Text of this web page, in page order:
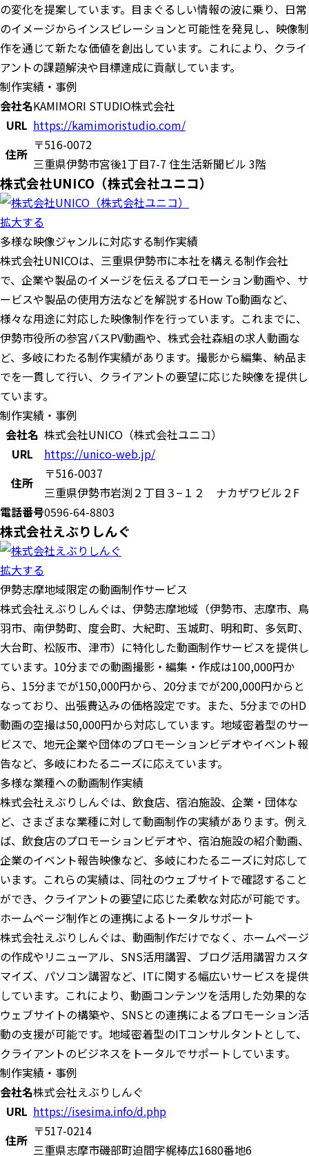
の変化を提案しています。目まぐるしい情報の波に乗り、日常
のイメージからインスピレーションと可能性を発見し、映像制
作を通じて新たな価値を創出しています。これにより、クライ
アントの課題解決や目標達成に貢献しています。
制作実績・事例
会社名KAMIMORI STUDIO株式会社
URL https://kamimoristudio.com/
住所
〒516-0072
三重県伊勢市宮後1丁目7-7 住生活新聞ビル 3階
株式会社UNICO（株式会社ユニコ）
拡大する
多様な映像ジャンルに対応する制作実績
株式会社UNICOは、三重県伊勢市に本社を構える制作会社
で、企業や製品のイメージを伝えるプロモーション動画や、サ
ービスや製品の使用方法などを解説するHow To動画など、
様々な用途に対応した映像制作を行っています。これまでに、
伊勢市役所の参宮バスPV動画や、株式会社森組の求人動画な
ど、多岐にわたる制作実績があります。撮影から編集、納品ま
でを一貫して行い、クライアントの要望に応じた映像を提供し
ています。
制作実績・事例
会社名 株式会社UNICO（株式会社ユニコ）
URL
https://unico-web.jp/
住所
〒516-0037
三重県伊勢市岩渕２丁目３−１２ ナカザワビル２F
電話番号0596-64-8803
株式会社えぶりしんぐ
拡大する
伊勢志摩地域限定の動画制作サービス
株式会社えぶりしんぐは、伊勢志摩地域（伊勢市、志摩市、鳥
羽市、南伊勢町、度会町、大紀町、玉城町、明和町、多気町、
大台町、松阪市、津市）に特化した動画制作サービスを提供し
ています。10分までの動画撮影・編集・作成は100,000円か
ら、15分までが150,000円から、20分までが200,000円からと
なっており、出張費込みの価格設定です。また、5分までのHD
動画の空撮は50,000円から対応しています。地域密着型のサー
ビスで、地元企業や団体のプロモーションビデオやイベント報
告など、多岐にわたるニーズに応えています。
多様な業種への動画制作実績
株式会社えぶりしんぐは、飲食店、宿泊施設、企業・団体な
ど、さまざまな業種に対して動画制作の実績があります。例え
ば、飲食店のプロモーションビデオや、宿泊施設の紹介動画、
企業のイベント報告映像など、多岐にわたるニーズに対応して
います。これらの実績は、同社のウェブサイトで確認すること
ができ、クライアントの要望に応じた柔軟な対応が可能です。
ホームページ制作との連携によるトータルサポート
株式会社えぶりしんぐは、動画制作だけでなく、ホームページ
の作成やリニューアル、SNS活用講習、ブログ活用講習カスタ
マイズ、パソコン講習など、ITに関する幅広いサービスを提供
しています。これにより、動画コンテンツを活用した効果的な
ウェブサイトの構築や、SNSとの連携によるプロモーション活
動の支援が可能です。地域密着型のITコンサルタントとして、
クライアントのビジネスをトータルでサポートしています。
制作実績・事例
会社名株式会社えぶりしんぐ
URL https://isesima.info/d.php
住所
〒517-0214
三重県志摩市磯部町迫間字梶棒広1680番地6